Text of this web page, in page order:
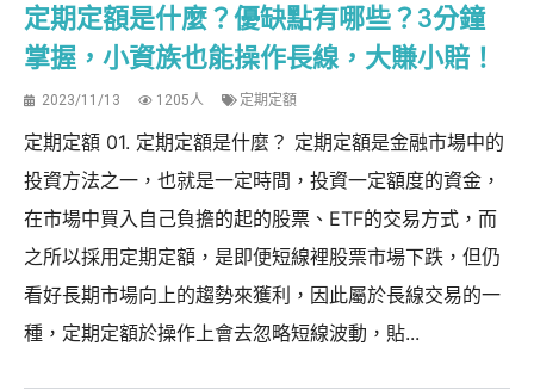
定期定額是什麼？優缺點有哪些？3分鐘
掌握，小資族也能操作長線，大賺小賠！
2023/11/13 1205人 定期定額
定期定額 01. 定期定額是什麼？ 定期定額是金融市場中的
投資方法之一，也就是一定時間，投資一定額度的資金，
在市場中買入自己負擔的起的股票、ETF的交易方式，而
之所以採用定期定額，是即便短線裡股票市場下跌，但仍
看好長期市場向上的趨勢來獲利，因此屬於長線交易的一
種，定期定額於操作上會去忽略短線波動，貼...